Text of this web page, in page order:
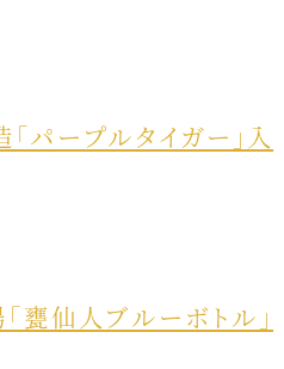
パープルタイガー」入
甕仙人ブルーボトル」